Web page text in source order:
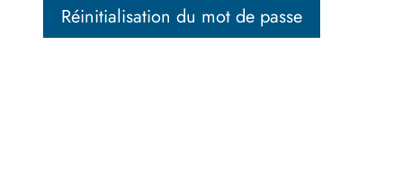
Réinitialisation du mot de passe